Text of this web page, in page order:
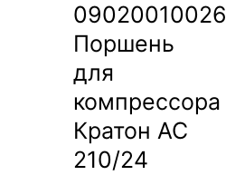
09020010026
Поршень
для
компрессора
Кратон AC
210/24